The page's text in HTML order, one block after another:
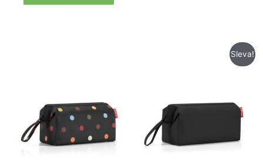
Sleva!
Aktuální
cena